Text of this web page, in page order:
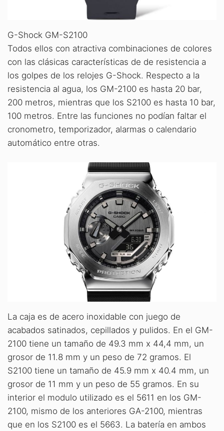
G-Shock GM-S2100
Todos ellos con atractiva combinaciones de colores
con las clásicas características de de resistencia a
los golpes de los relojes G-Shock. Respecto a la
resistencia al agua, los GM-2100 es hasta 20 bar,
200 metros, mientras que los S2100 es hasta 10 bar,
100 metros. Entre las funciones no podían faltar el
cronometro, temporizador, alarmas o calendario
automático entre otras.
La caja es de acero inoxidable con juego de
acabados satinados, cepillados y pulidos. En el GM-
2100 tiene un tamaño de 49.3 mm x 44,4 mm, un
grosor de 11.8 mm y un peso de 72 gramos. El
S2100 tiene un tamaño de 45.9 mm x 40.4 mm, un
grosor de 11 mm y un peso de 55 gramos. En su
interior el modulo utilizado es el 5611 en los GM-
2100, mismo de los anteriores GA-2100, mientras
que en los S2100 es el 5663. La batería en ambos